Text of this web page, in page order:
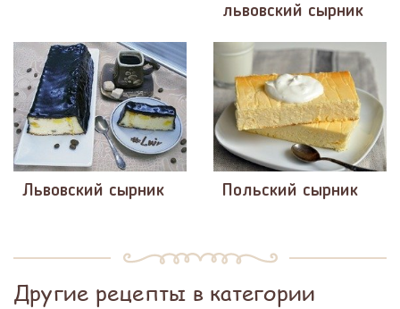
львовский сырник
Львовский сырник Польский сырник
Другие рецепты в категории